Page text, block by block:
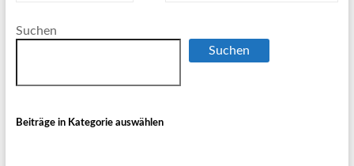
Suchen
Suchen
Beiträge in Kategorie auswählen